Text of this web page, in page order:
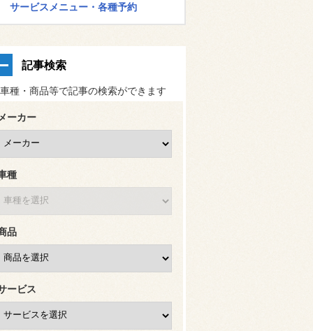
サービスメニュー・各種予約
記事検索
種・商品等で記事の検索ができます
ーカー
種
品
ービス